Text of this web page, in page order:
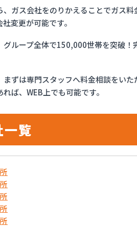
ガス会社をのりかえることでガス
変更が可能です。
ループ全体で150,000世帯を突破
ずは専門スタッフへ料金相談をい
ば、WEB上でも可能です。
一覧